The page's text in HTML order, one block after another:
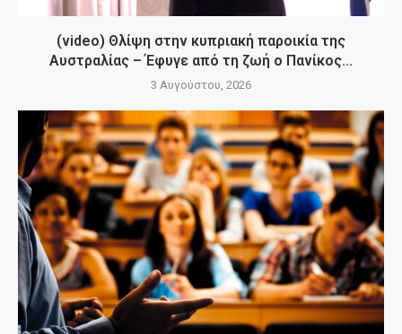
(video) Θλίψη στην κυπριακή παροικία της
Αυστραλίας – Έφυγε από τη ζωή ο Πανίκος...
3 Αυγούστου, 2026